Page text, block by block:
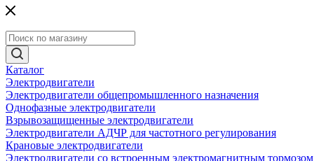
Каталог
Электродвигатели
Электродвигатели общепромышленного назначения
Однофазные электродвигатели
Взрывозащищенные электродвигатели
Электродвигатели АДЧР для частотного регулирования
Крановые электродвигатели
Электродвигатели со встроенным электромагнитным тормозом